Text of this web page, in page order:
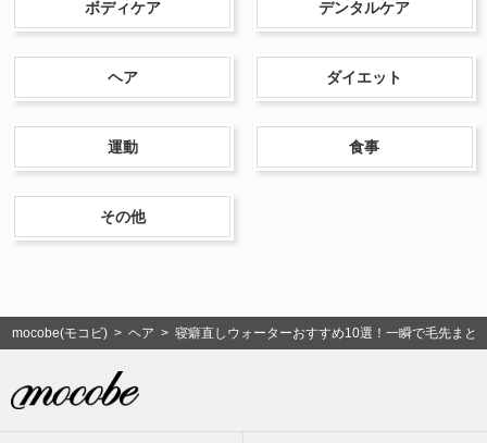
ボディケア デンタルケア
ヘア ダイエット
運動 食事
その他
mocobe(モコビ) >ヘア > 寝癖直しウォーターおすすめ10選！一瞬で毛先まと